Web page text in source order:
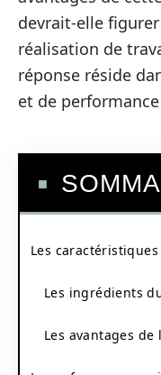
devrait-elle
réalisation de
réponse réside
et de
Les
Les ingrédients
Les avantages